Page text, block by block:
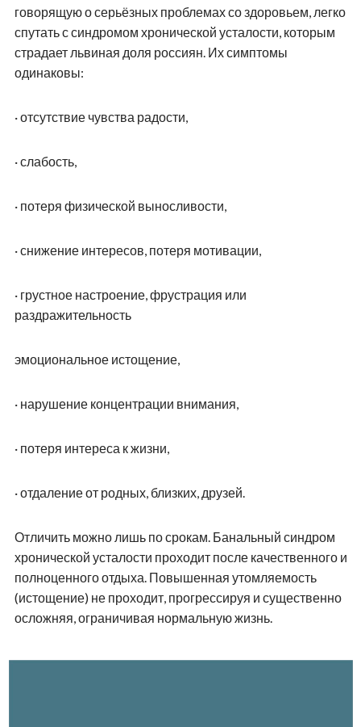
говорящую о серьёзных проблемах со здоровьем, легко
спутать с синдромом хронической усталости, которым
страдает львиная доля россиян. Их симптомы
одинаковы:
·отсутствие чувства радости,
·слабость,
· потеря физической выносливости,
·снижение интересов, потеря мотивации,
· грустное настроение, фрустрация или
раздражительность
эмоциональное истощение,
· нарушение концентрации внимания,
· потеря интереса к жизни,
·отдаление от родных, близких, друзей.
Отличить можно лишь по срокам. Банальный синдром
хронической усталости проходит после качественного и
полноценного отдыха. Повышенная утомляемость
(истощение) не проходит, прогрессируя и существенно
осложняя, ограничивая нормальную жизнь.